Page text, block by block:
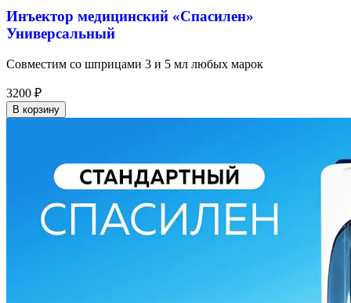
Инъектор медицинский «Спасилен»
Универсальный
Совместим со шприцами 3 и 5 мл любых марок
3200 ₽
В корзину